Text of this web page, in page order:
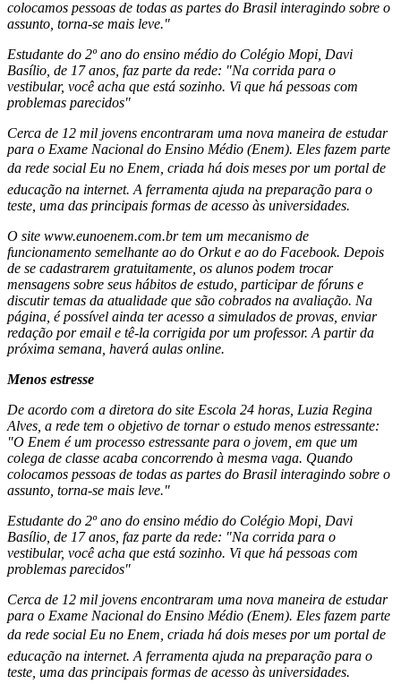
colocamos pessoas de todas as partes do Brasil interagindo sobre o
assunto, torna-se mais leve."
Estudante do 2º ano do ensino médio do Colégio Mopi, Davi
Basílio, de 17 anos, faz parte da rede: "Na corrida para o
vestibular, você acha que está sozinho. Vi que há pessoas com
problemas parecidos"
Cerca de 12 mil jovens encontraram uma nova maneira de estudar
para o Exame Nacional do Ensino Médio (Enem). Eles fazem parte
da rede social Eu no Enem, criada há dois meses por um portal de
educação na internet. A ferramenta ajuda na preparação para o
teste, uma das principais formas de acesso às universidades.
O site www.eunoenem.com.br tem um mecanismo de
funcionamento semelhante ao do Orkut e ao do Facebook. Depois
de se cadastrarem gratuitamente, os alunos podem trocar
mensagens sobre seus hábitos de estudo, participar de fóruns e
discutir temas da atualidade que são cobrados na avaliação. Na
página, é possível ainda ter acesso a simulados de provas, enviar
redação por email e tê-la corrigida por um professor. A partir da
próxima semana, haverá aulas online.
Menos estresse
De acordo com a diretora do site Escola 24 horas, Luzia Regina
Alves, a rede tem o objetivo de tornar o estudo menos estressante:
"O Enem é um processo estressante para o jovem, em que um
colega de classe acaba concorrendo à mesma vaga. Quando
colocamos pessoas de todas as partes do Brasil interagindo sobre o
assunto, torna-se mais leve."
Estudante do 2º ano do ensino médio do Colégio Mopi, Davi
Basílio, de 17 anos, faz parte da rede: "Na corrida para o
vestibular, você acha que está sozinho. Vi que há pessoas com
problemas parecidos"
Cerca de 12 mil jovens encontraram uma nova maneira de estudar
para o Exame Nacional do Ensino Médio (Enem). Eles fazem parte
da rede social Eu no Enem, criada há dois meses por um portal de
educação na internet. A ferramenta ajuda na preparação para o
teste, uma das principais formas de acesso às universidades.